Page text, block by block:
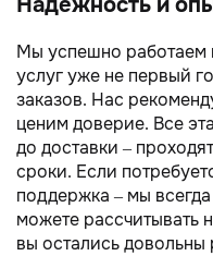
Мы успешно работаем
услуг уже не первый
заказов. Нас
ценим доверие. Все
до доставки –
сроки. Если
поддержка – мы
можете рассчитывать
вы остались довольны